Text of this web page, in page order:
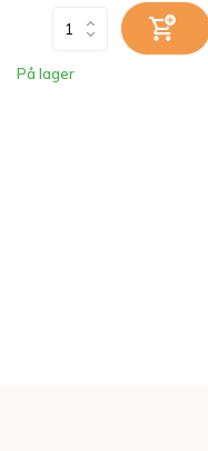
På lager